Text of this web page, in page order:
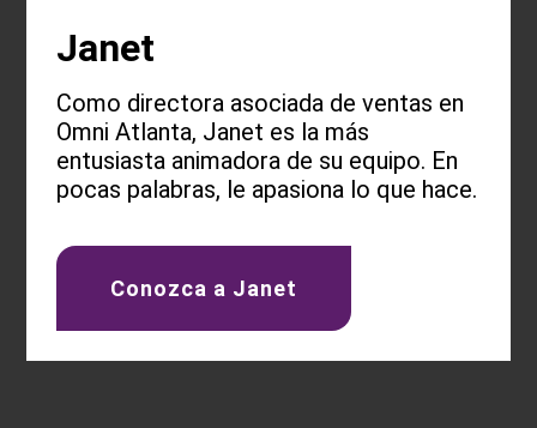
Janet
Como directora asociada de ventas en
Omni Atlanta, Janet es la más
entusiasta animadora de su equipo. En
pocas palabras, le apasiona lo que hace.
Conozca a Janet